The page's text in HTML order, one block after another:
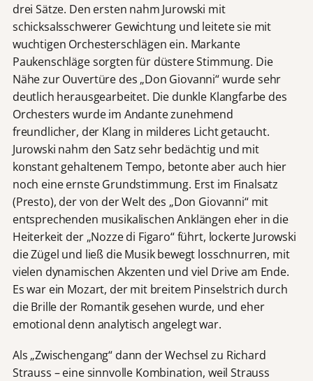
drei Sätze. Den ersten nahm Jurowski mit
schicksalsschwerer Gewichtung und leitete sie mit
wuchtigen Orchesterschlägen ein. Markante
Paukenschläge sorgten für düstere Stimmung. Die
Nähe zur Ouvertüre des „Don Giovanni“ wurde sehr
deutlich herausgearbeitet. Die dunkle Klangfarbe des
Orchesters wurde im Andante zunehmend
freundlicher, der Klang in milderes Licht getaucht.
Jurowski nahm den Satz sehr bedächtig und mit
konstant gehaltenem Tempo, betonte aber auch hier
noch eine ernste Grundstimmung. Erst im Finalsatz
(Presto), der von der Welt des „Don Giovanni“ mit
entsprechenden musikalischen Anklängen eher in die
Heiterkeit der „Nozze di Figaro“ führt, lockerte Jurowski
die Zügel und ließ die Musik bewegt losschnurren, mit
vielen dynamischen Akzenten und viel Drive am Ende.
Es war ein Mozart, der mit breitem Pinselstrich durch
die Brille der Romantik gesehen wurde, und eher
emotional denn analytisch angelegt war.
Als „Zwischengang“ dann der Wechsel zu Richard
Strauss – eine sinnvolle Kombination, weil Strauss